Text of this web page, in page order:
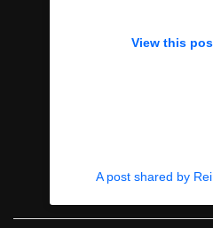
View this
A post shared by